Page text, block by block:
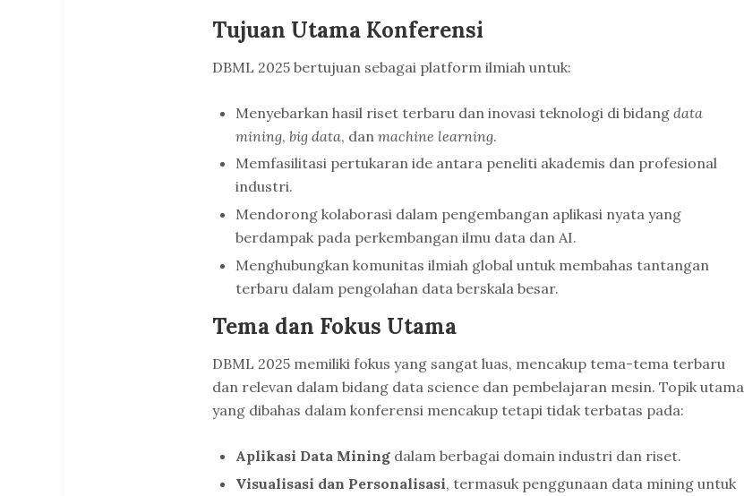
Tujuan Utama Konferensi
DBML 2025 bertujuan sebagai platform ilmiah untuk:
Menyebarkan hasil riset terbaru dan inovasi teknologi di bidang data
mining, big data, dan machine learning.
Memfasilitasi pertukaran ide antara peneliti akademis dan profesional
industri.
Mendorong kolaborasi dalam pengembangan aplikasi nyata yang
berdampak pada perkembangan ilmu data dan AI.
Menghubungkan komunitas ilmiah global untuk membahas tantangan
terbaru dalam pengolahan data berskala besar.
Tema dan Fokus Utama
DBML 2025 memiliki fokus yang sangat luas, mencakup tema-tema terbaru
dan relevan dalam bidang data science dan pembelajaran mesin. Topik utama
yang dibahas dalam konferensi mencakup tetapi tidak terbatas pada:
Aplikasi Data Miningdalam berbagai domain industri dan riset.
Visualisasi dan Personalisasi, termasuk penggunaan data mining untuk